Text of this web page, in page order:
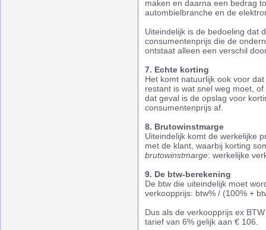
maken en daarna een bedrag
autombielbranche en de
Uiteindelijk is de bedoeling dat
consumentenprijs die de
ontstaat alleen een verschil
7. Echte korting
Het komt natuurlijk ook voor
restant is wat snel weg moet,
dat geval is de opslag voor
consumentenprijs af.
8. Brutowinstmarge
Uiteindelijk komt de werkelijke
met de klant, waarbij korting
brutowinstmarge: werkelijke
9. De btw-berekening
De btw die uiteindelijk moet
verkoopprijs: btw% / (100% +
Dus als de verkoopprijs ex
tarief van 6% gelijk aan € 106.